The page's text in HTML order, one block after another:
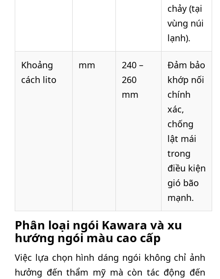
chảy (tại
vùng núi
lạnh).
Khoảng
cách lito
mm
240 –
260
mm
Đảm bảo
khớp nối
chính
xác,
chống
lật mái
trong
điều kiện
gió bão
mạnh.
Phân loại ngói Kawara và xu
hướng ngói màu cao cấp
Việc lựa chọn hình dáng ngói không chỉ ảnh
hưởng đến thẩm mỹ mà còn tác động đến